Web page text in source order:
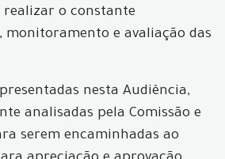
realizar o constante
monitoramento e avaliação das
nesta Audiência,
analisadas pela Comissão e
serem encaminhadas ao